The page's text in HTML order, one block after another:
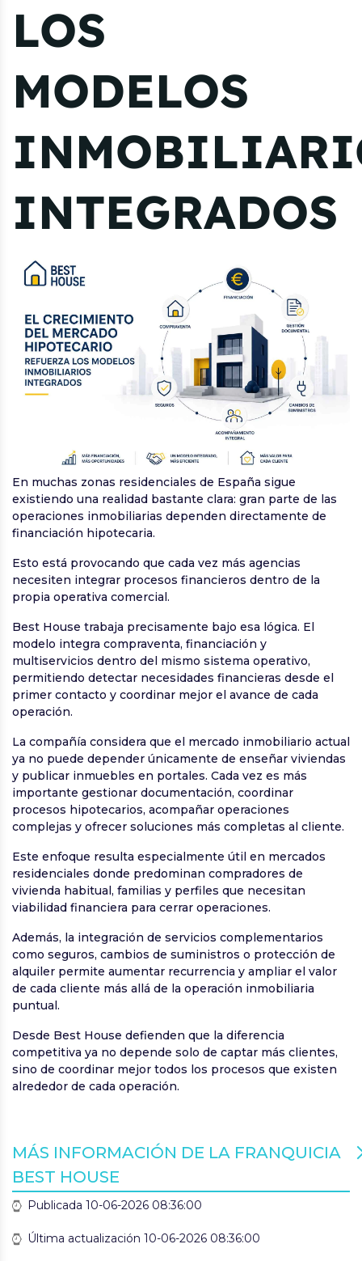
LOS
MODELOS
INTEGRADOS
En muchas zonas residenciales de España sigue
existiendo una realidad bastante clara: gran parte de las
operaciones inmobiliarias dependen directamente de
financiación hipotecaria.
Esto está provocando que cada vez más agencias
necesiten integrar procesos financieros dentro de la
propia operativa comercial.
Best House trabaja precisamente bajo esa lógica. El
modelo integra compraventa, financiación y
multiservicios dentro del mismo sistema operativo,
permitiendo detectar necesidades financieras desde el
primer contacto y coordinar mejor el avance de cada
operación.
La compañía considera que el mercado inmobiliario actual
ya no puede depender únicamente de enseñar viviendas
y publicar inmuebles en portales. Cada vez es más
importante gestionar documentación, coordinar
procesos hipotecarios, acompañar operaciones
complejas y ofrecer soluciones más completas al cliente.
Este enfoque resulta especialmente útil en mercados
residenciales donde predominan compradores de
vivienda habitual, familias y perfiles que necesitan
viabilidad financiera para cerrar operaciones.
Además, la integración de servicios complementarios
como seguros, cambios de suministros o protección de
alquiler permite aumentar recurrencia y ampliar el valor
de cada cliente más allá de la operación inmobiliaria
puntual.
Desde Best House defienden que la diferencia
competitiva ya no depende solo de captar más clientes,
sino de coordinar mejor todos los procesos que existen
alrededor de cada operación.
MÁS INFORMACIÓN DE LA FRANQUICIA
BEST HOUSE
Publicada 10-06-2026 08:36:00
Última actualización 10-06-2026 08:36:00